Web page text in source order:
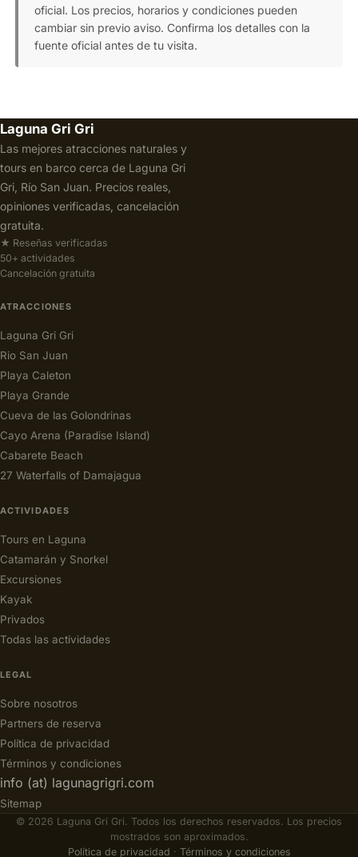
oficial. Los precios, horarios y condiciones pueden
cambiar sin previo aviso. Confirma los detalles con la
fuente oficial antes de tu visita.
Laguna Gri Gri
Las mejores atracciones naturales y
tours en barco cerca de Laguna Gri
Gri, Río San Juan. Precios reales,
opiniones verificadas, cancelación
gratuita.
★ Reseñas verificadas
50+ actividades
Cancelación gratuita
ATRACCIONES
Laguna Gri Gri
Rio San Juan
Playa Caleton
Playa Grande
Cueva de las Golondrinas
Cayo Arena (Paradise Island)
Cabarete Beach
27 Waterfalls of Damajagua
ACTIVIDADES
Tours en Laguna
Catamarán y Snorkel
Excursiones
Kayak
Privados
Todas las actividades
LEGAL
Sobre nosotros
Partners de reserva
Política de privacidad
Términos y condiciones
info (at) lagunagrigri.com
Sitemap
© 2026 Laguna Gri Gri. Todos los derechos reservados. Los precios
mostrados son aproximados.
Política de privacidad · Términos y condiciones